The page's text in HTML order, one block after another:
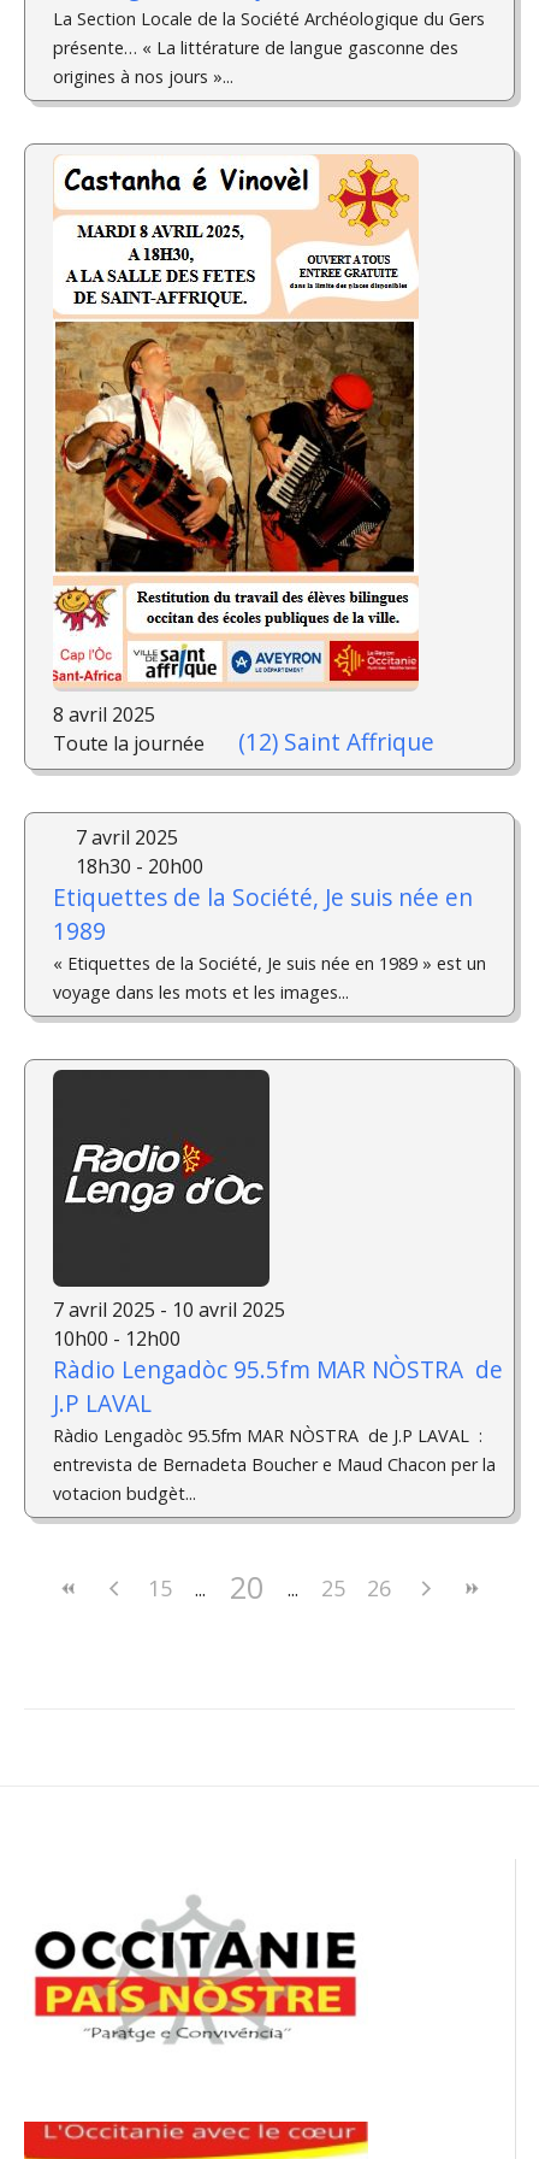
La Section Locale de la Société Archéologique du Gers
présente… « La littérature de langue gasconne des
origines à nos jours »...
8 avril 2025
Toute la journée
(12) Saint Affrique
7 avril 2025
18h30 - 20h00
Etiquettes de la Société, Je suis née en
1989
« Etiquettes de la Société, Je suis née en 1989 » est un
voyage dans les mots et les images...
7 avril 2025 - 10 avril 2025
10h00 - 12h00
Ràdio Lengadòc 95.5fm MAR NÒSTRA de
J.P LAVAL
Ràdio Lengadòc 95.5fm MAR NÒSTRA de J.P LAVAL :
entrevista de Bernadeta Boucher e Maud Chacon per la
votacion budgèt...
15 20 25 26